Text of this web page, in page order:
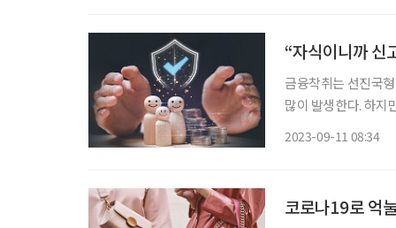
“자식이니까 신
금융착취는 선진국
많이 발생한다. 하지
2023-09-11 08:34
코로나19로 억